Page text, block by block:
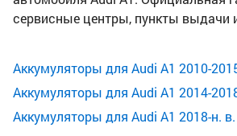
сервисные центры, пункты выдачи
Аккумуляторы для Audi A1 2010-
Аккумуляторы для Audi A1 2014-
Аккумуляторы для Audi A1 2018-н.